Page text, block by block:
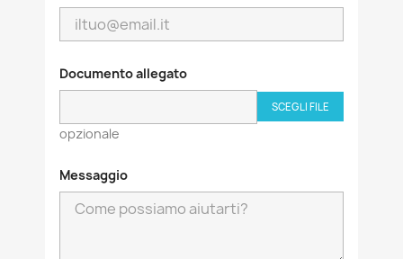
Documento allegato
SCEGLI FILE
opzionale
Messaggio